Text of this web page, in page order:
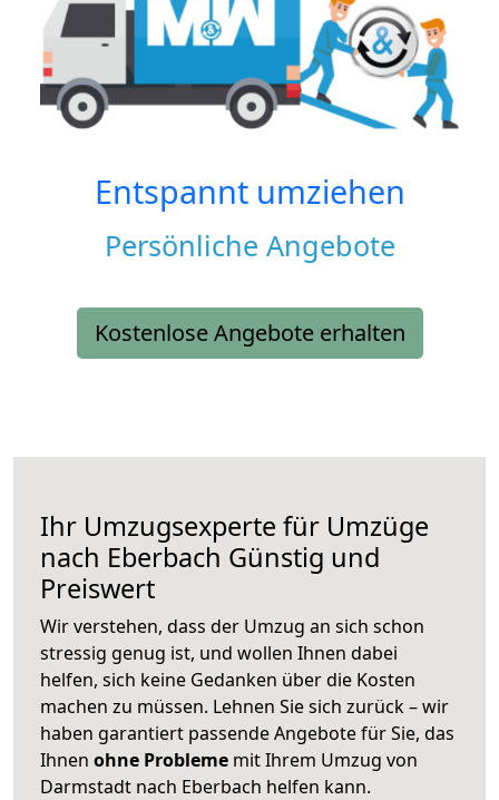
Entspannt umziehen
Persönliche Angebote
Kostenlose Angebote erhalten
Ihr Umzugsexperte für Umzüge
nach Eberbach Günstig und
Preiswert
Wir verstehen, dass der Umzug an sich schon
stressig genug ist, und wollen Ihnen dabei
helfen, sich keine Gedanken über die Kosten
machen zu müssen. Lehnen Sie sich zurück – wir
haben garantiert passende Angebote für Sie, das
Ihnen ohne Probleme mit Ihrem Umzug von
Darmstadt nach Eberbach helfen kann.